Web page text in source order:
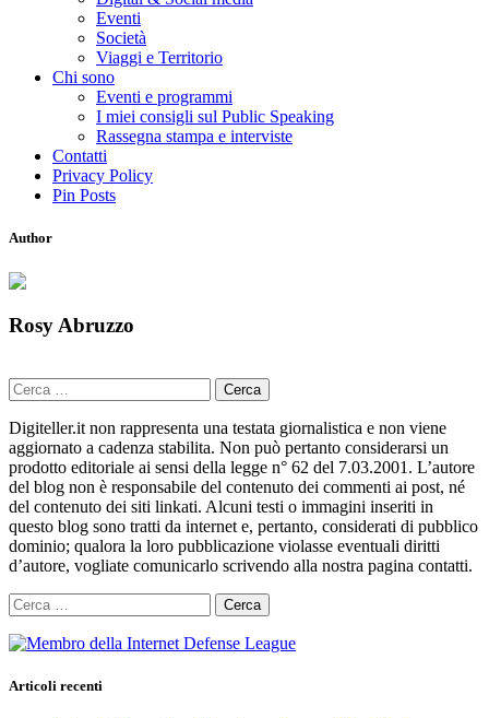
Eventi
Società
Viaggi e Territorio
Chi sono
Eventi e programmi
I miei consigli sul Public Speaking
Rassegna stampa e interviste
Contatti
Privacy Policy
Pin Posts
Author
Rosy Abruzzo
Ricerca
per:
Digiteller.it non rappresenta una testata giornalistica e non viene
aggiornato a cadenza stabilita. Non può pertanto considerarsi un
prodotto editoriale ai sensi della legge n° 62 del 7.03.2001. L’autore
del blog non è responsabile del contenuto dei commenti ai post, né
del contenuto dei siti linkati. Alcuni testi o immagini inseriti in
questo blog sono tratti da internet e, pertanto, considerati di pubblico
dominio; qualora la loro pubblicazione violasse eventuali diritti
d’autore, vogliate comunicarlo scrivendo alla nostra pagina contatti.
Ricerca
per:
Articoli recenti